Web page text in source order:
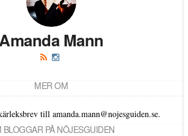
Mann
MER OM
till amanda.mann@nojesguiden.se.
BLOGGAR PÅ NÖJESGUIDEN